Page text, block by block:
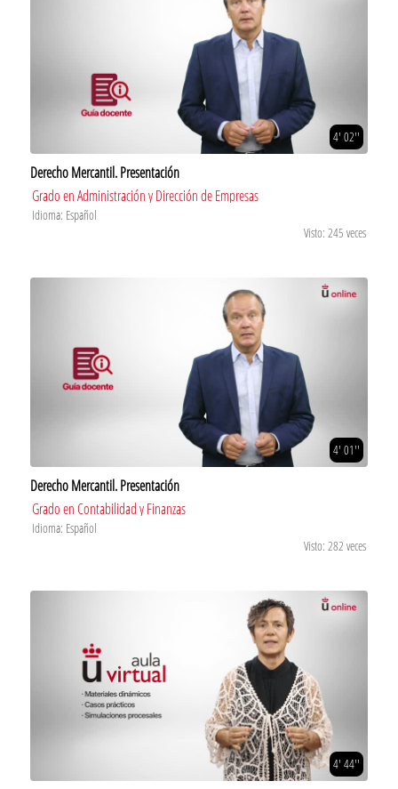
4' 02''
Derecho Mercantil. Presentación
Grado en Administración y Dirección de Empresas
Idioma: Español
Visto: 245 veces
4' 01''
Derecho Mercantil. Presentación
Grado en Contabilidad y Finanzas
Idioma: Español
Visto: 282 veces
4' 44''